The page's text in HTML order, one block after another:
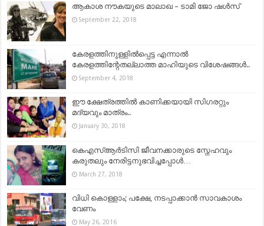
ആകാശ നൗകയുടെ മാലാഖ – ടാമി ജോ ഷൾസ്
September 22, 2018
കേരളത്തിനുള്ളിൽപ്പെട്ട എന്നാൽ
കേരളത്തിന്റേതല്ലാത്ത മാഹിയുടെ വിശേഷങ്ങൾ..
September 4, 2018
ഈ ക്ഷേത്രത്തില്‍ കാണിക്കയായി സിഗരറ്റും
മദ്യവും മാത്രം..
January 30, 2018
കെഎസ്ആര്‍ടിസി ജീവനക്കാരുടെ സ്നേഹവും
കരുതലും നേരിട്ടനുഭവിച്ചപ്പോള്‍…
March 27, 2018
വിധി കൊള്ളാം; പക്ഷേ, നടപ്പാക്കാന്‍ സാവകാശം
വേണം
May 26, 2016